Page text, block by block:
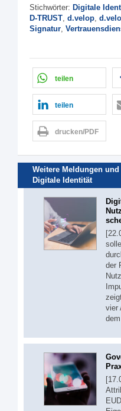
Stichwörter: Digitale
D-TRUST, d.velop,
Signatur,
teilen
teilen
drucken/PDF
Weitere Meldungen
Digitale Identität
der
vier